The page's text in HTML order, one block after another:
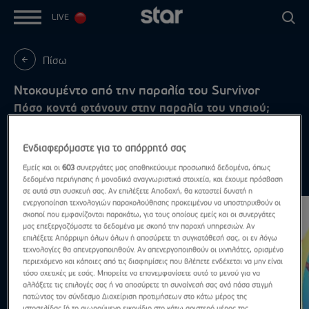
LIVE
Πίσω
Ντοκουμέντο από την παραλία του Survivor
Πόσο κοντά φτάνουν στην παραλία του νησιού;
Highlights Δες τα όλα
Ενδιαφερόμαστε για το απόρρητό σας
Εμείς και οι603 συνεργάτες μας αποθηκεύουμε προσωπικά δεδομένα, όπως
δεδομένα περιήγησης ή μοναδικά αναγνωριστικά στοιχεία, και έχουμε πρόσβαση
σε αυτά στη συσκευή σας. Αν επιλέξετε Αποδοχή, θα καταστεί δυνατή η
ενεργοποίηση τεχνολογιών παρακολούθησης προκειμένου να υποστηριχθούν οι
σκοποί που εμφανίζονται παρακάτω, για τους οποίους εμείς και οι συνεργάτες
μας επεξεργαζόμαστε τα δεδομένα με σκοπό την παροχή υπηρεσιών. Αν
επιλέξετε Απόρριψη όλων όλων ή αποσύρετε τη συγκατάθεσή σας, οι εν λόγω
τεχνολογίες θα απενεργοποιηθούν. Αν απενεργοποιηθούν οι ιχνηλάτες, ορισμένο
περιεχόμενο και κάποιες από τις διαφημίσεις που βλέπετε ενδέχεται να μην είναι
τόσο σχετικές με εσάς. Μπορείτε να επανεμφανίσετε αυτό το μενού για να
αλλάξετε τις επιλογές σας ή να αποσύρετε τη συναίνεσή σας ανά πάσα στιγμή
πατώντας τον σύνδεσμο Διαχείριση προτιμήσεων στο κάτω μέρος της